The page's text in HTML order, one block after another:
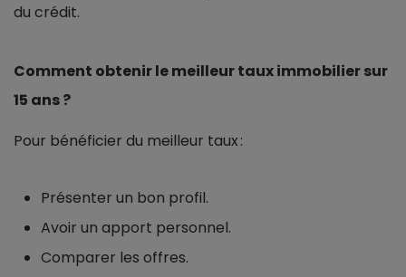
du crédit.
Comment obtenir le meilleur taux immobilier sur
15 ans ?
Pour bénéficier du meilleur taux :
Présenter un bon profil.
Avoir un apport personnel.
Comparer les offres.